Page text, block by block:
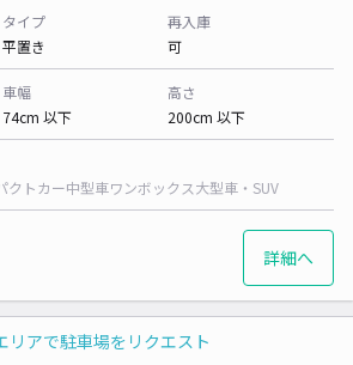
リアで駐車場をリクエスト
タイプ
平置き
再入庫
可
車幅
74cm 以下
高さ
200cm 以下
クトカー中型車ワンボックス大型車・SUV
詳細へ
で徒歩 35分